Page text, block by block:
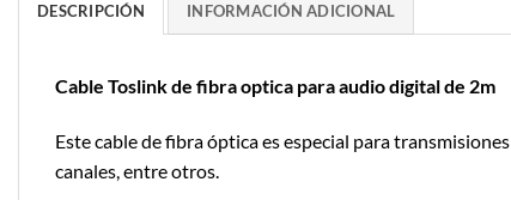
DESCRIPCIÓN INFORMACIÓN ADICIONAL
Cable Toslink de fibra optica para audio digital de 2m
Este cable de fibra óptica es especial para
canales, entre otros.